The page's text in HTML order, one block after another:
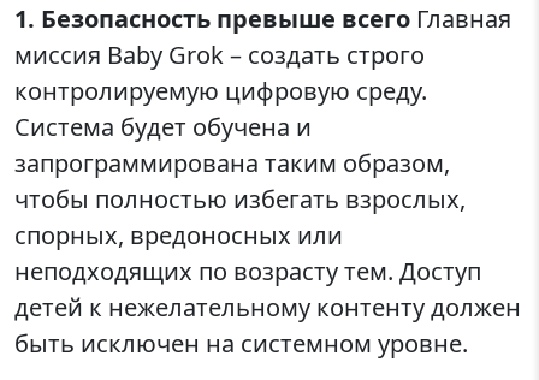
1. Безопасность превыше всего Главная
миссия Baby Grok – создать строго
контролируемую цифровую среду.
Система будет обучена и
запрограммирована таким образом,
чтобы полностью избегать взрослых,
спорных, вредоносных или
неподходящих по возрасту тем. Доступ
детей к нежелательному контенту должен
быть исключен на системном уровне.